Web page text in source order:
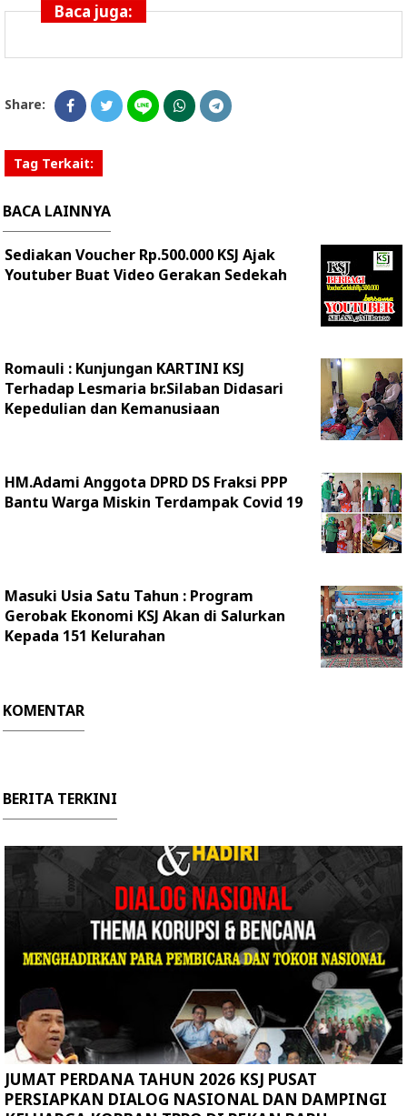
Baca juga:
Share:
Tag Terkait:
BACA LAINNYA
Sediakan Voucher Rp.500.000 KSJ Ajak
Youtuber Buat Video Gerakan Sedekah
Romauli : Kunjungan KARTINI KSJ
Terhadap Lesmaria br.Silaban Didasari
Kepedulian dan Kemanusiaan
HM.Adami Anggota DPRD DS Fraksi PPP
Bantu Warga Miskin Terdampak Covid 19
Masuki Usia Satu Tahun : Program
Gerobak Ekonomi KSJ Akan di Salurkan
Kepada 151 Kelurahan
KOMENTAR
BERITA TERKINI
JUMAT PERDANA TAHUN 2026 KSJ PUSAT
PERSIAPKAN DIALOG NASIONAL DAN DAMPINGI